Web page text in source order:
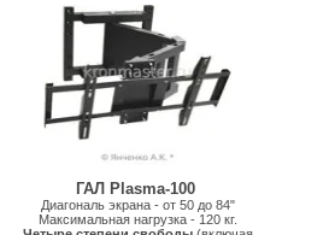
ГАЛ Plasma-100
Диагональ экрана - от 50 до 84"
Максимальная нагрузка - 120 кг.